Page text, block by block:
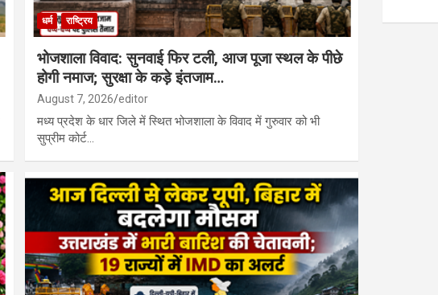
धर्म राष्ट्रिय
भोजशाला विवाद: सुनवाई फिर टली, आज पूजा स्थल के पीछे
होगी नमाज; सुरक्षा के कड़े इंतजाम…
August 7, 2026 editor
मध्य प्रदेश के धार जिले में स्थित भोजशाला के विवाद में गुरुवार को भी
सुप्रीम कोर्ट…